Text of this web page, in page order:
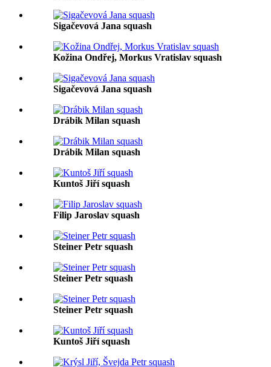
Sigačevová Jana squash
Kožina Ondřej, Morkus Vratislav squash
Sigačevová Jana squash
Drábik Milan squash
Drábik Milan squash
Kuntoš Jiří squash
Filip Jaroslav squash
Steiner Petr squash
Steiner Petr squash
Steiner Petr squash
Kuntoš Jiří squash